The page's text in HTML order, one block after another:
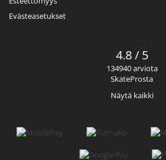
Evästeasetukset
4.8 / 5
134940 arviota
SkateProsta
Näytä kaikki